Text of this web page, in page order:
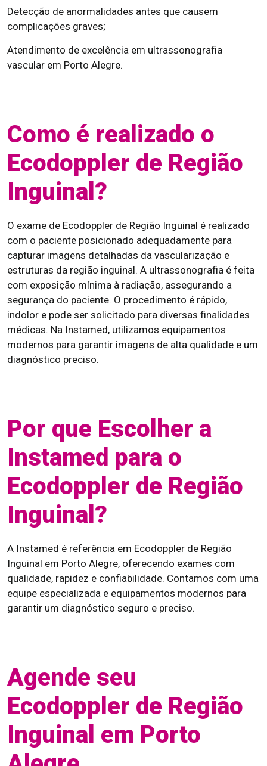
Detecção de anormalidades antes que causem
complicações graves;
Atendimento de excelência em ultrassonografia
vascular em Porto Alegre.
Como é realizado o
Ecodoppler de Região
Inguinal?
O exame de Ecodoppler de Região Inguinal é realizado
com o paciente posicionado adequadamente para
capturar imagens detalhadas da vascularização e
estruturas da região inguinal. A ultrassonografia é feita
com exposição mínima à radiação, assegurando a
segurança do paciente. O procedimento é rápido,
indolor e pode ser solicitado para diversas finalidades
médicas. Na Instamed, utilizamos equipamentos
modernos para garantir imagens de alta qualidade e um
diagnóstico preciso.
Por que Escolher a
Instamed para o
Ecodoppler de Região
Inguinal?
A Instamed é referência em Ecodoppler de Região
Inguinal em Porto Alegre, oferecendo exames com
qualidade, rapidez e confiabilidade. Contamos com uma
equipe especializada e equipamentos modernos para
garantir um diagnóstico seguro e preciso.
Agende seu
Ecodoppler de Região
Inguinal em Porto